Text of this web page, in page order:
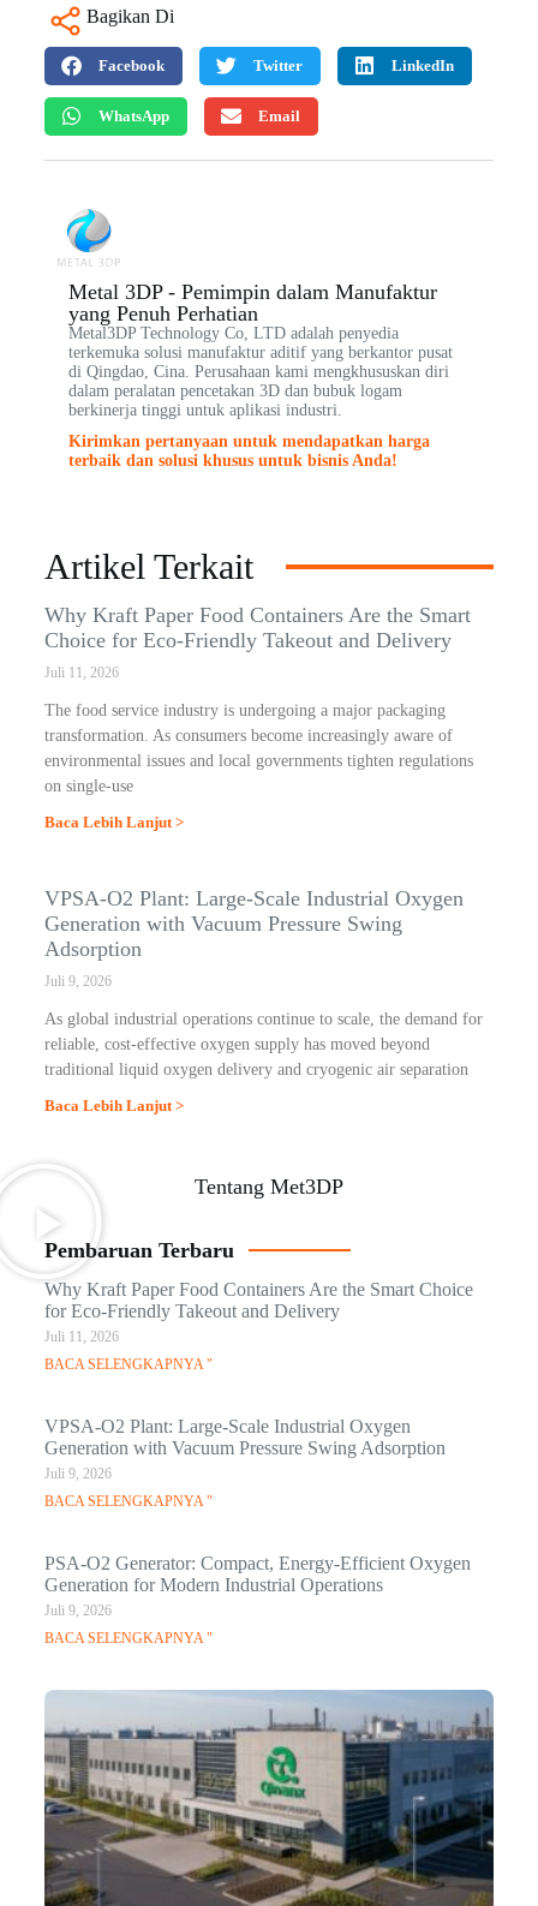
Bagikan Di
Facebook Twitter LinkedIn
WhatsApp Email
Metal 3DP - Pemimpin dalam Manufaktur
yang Penuh Perhatian
Metal3DP Technology Co, LTD adalah penyedia
terkemuka solusi manufaktur aditif yang berkantor pusat
di Qingdao, Cina. Perusahaan kami mengkhususkan diri
dalam peralatan pencetakan 3D dan bubuk logam
berkinerja tinggi untuk aplikasi industri.
Kirimkan pertanyaan untuk mendapatkan harga
terbaik dan solusi khusus untuk bisnis Anda!
Artikel Terkait
Why Kraft Paper Food Containers Are the Smart
Choice for Eco-Friendly Takeout and Delivery
Juli 11, 2026
The food service industry is undergoing a major packaging
transformation. As consumers become increasingly aware of
environmental issues and local governments tighten regulations
on single-use
Baca Lebih Lanjut >
VPSA-O2 Plant: Large-Scale Industrial Oxygen
Generation with Vacuum Pressure Swing
Adsorption
Juli 9, 2026
As global industrial operations continue to scale, the demand for
reliable, cost-effective oxygen supply has moved beyond
traditional liquid oxygen delivery and cryogenic air separation
Baca Lebih Lanjut >
Tentang Met3DP
Pembaruan Terbaru
Why Kraft Paper Food Containers Are the Smart Choice
for Eco-Friendly Takeout and Delivery
Juli 11, 2026
BACA SELENGKAPNYA "
VPSA-O2 Plant: Large-Scale Industrial Oxygen
Generation with Vacuum Pressure Swing Adsorption
Juli 9, 2026
BACA SELENGKAPNYA "
PSA-O2 Generator: Compact, Energy-Efficient Oxygen
Generation for Modern Industrial Operations
Juli 9, 2026
BACA SELENGKAPNYA "